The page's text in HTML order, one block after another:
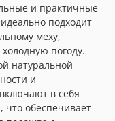
и практичные
подходит
меху,
погоду.
натуральной
и
в себя
обеспечивает